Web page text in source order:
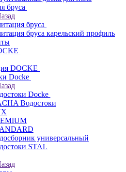
бруса
бруса
бруса карельский профиль
DOCKE
Docke
Docke
Водостоки
универсальный
STAL